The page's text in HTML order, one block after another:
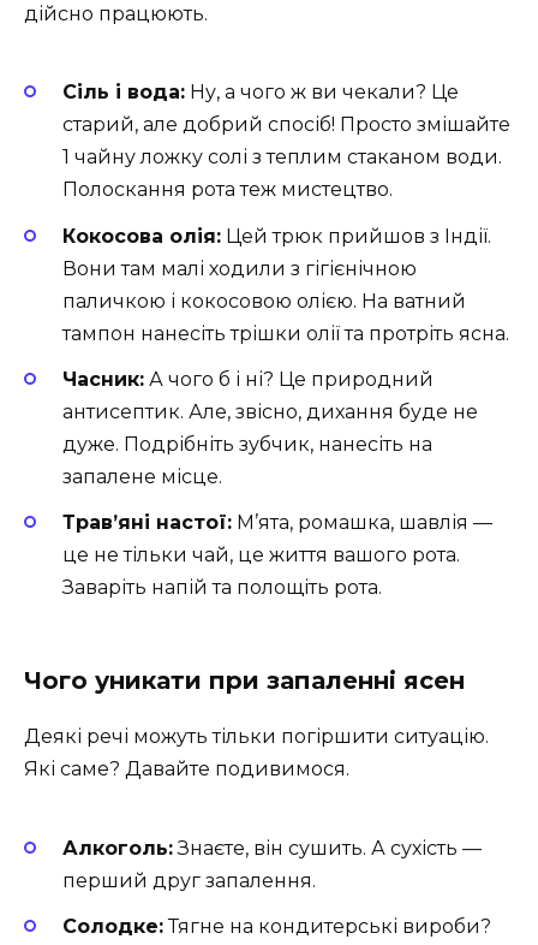
дійсно працюють.
Сіль і вода: Ну, а чого ж ви чекали? Це
старий, але добрий спосіб! Просто змішайте
1 чайну ложку солі з теплим стаканом води.
Полоскання рота теж мистецтво.
Кокосова олія: Цей трюк прийшов з Індії.
Вони там малі ходили з гігієнічною
паличкою і кокосовою олією. На ватний
тампон нанесіть трішки олії та протріть ясна.
Часник: А чого б і ні? Це природний
антисептик. Але, звісно, дихання буде не
дуже. Подрібніть зубчик, нанесіть на
запалене місце.
Трав’яні настої: М’ята, ромашка, шавлія —
це не тільки чай, це життя вашого рота.
Заваріть напій та полощіть рота.
Чого уникати при запаленні ясен
Деякі речі можуть тільки погіршити ситуацію.
Які саме? Давайте подивимося.
Алкоголь:Знаєте, він сушить. А сухість —
перший друг запалення.
Солодке:Тягне на кондитерські вироби?